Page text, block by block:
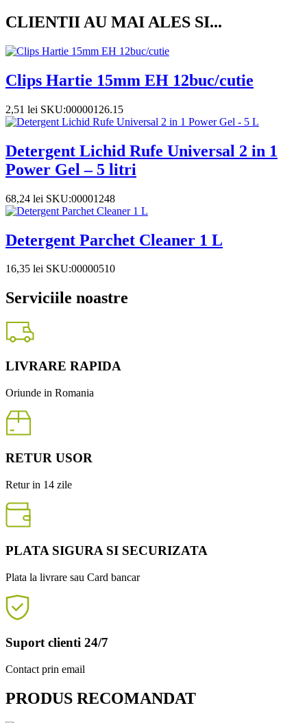
CLIENTII AU MAI ALES SI...
Clips Hartie 15mm EH 12buc/cutie
2,51 lei SKU:00000126.15
Detergent Lichid Rufe Universal 2 in 1
Power Gel – 5 litri
68,24 lei SKU:00001248
Detergent Parchet Cleaner 1 L
16,35 lei SKU:00000510
Serviciile noastre
LIVRARE RAPIDA
Oriunde in Romania
RETUR USOR
Retur in 14 zile
PLATA SIGURA SI SECURIZATA
Plata la livrare sau Card bancar
Suport clienti 24/7
Contact prin email
PRODUS RECOMANDAT